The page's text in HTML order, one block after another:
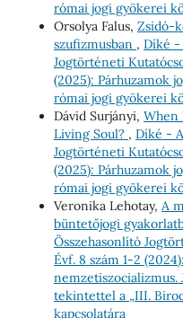
római jogi gyökerei
Orsolya Falus, Zsidó-
szufizmusban , Díké -
Jogtörténeti
(2025): Párhuzamok
római jogi gyökerei
Dávid Surjányi, When
Living Soul? , Díké -
Jogtörténeti
(2025): Párhuzamok
római jogi gyökerei
Veronika Lehotay, A
büntetőjogi
Összehasonlító
Évf. 8 szám 1-2
nemzetiszocializmus.
tekintettel a „III.
kapcsolatára